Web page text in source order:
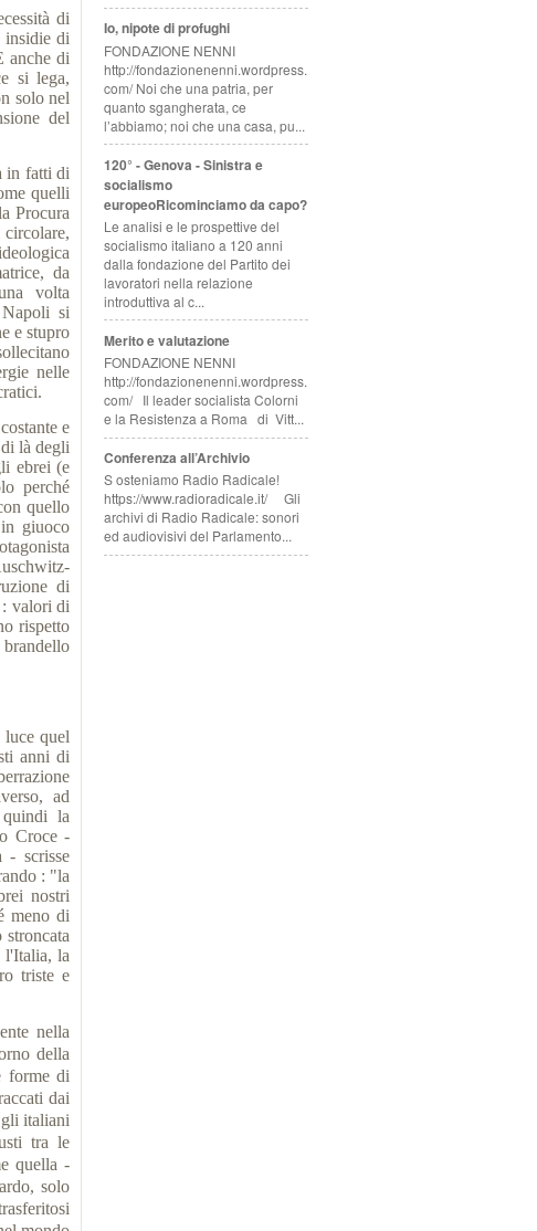
di
insidie di
anche di
si lega,
solo nel
del
in fatti di
quelli
Procura
da
volta
si
e stupro
nelle
e
là degli
ebrei (e
perché
quello
giuoco
di
: valori di
rispetto
quel
anni di
ad
la
Croce -
- scrisse
: "la
nostri
meno di
l'Italia, la
triste e
nella
della
forme di
dai
gli italiani
tra le
quella -
solo
Io, nipote di profughi
FONDAZIONE NENNI
http://fondazionenenni.wordpress.
com/ Noi che una patria, per
quanto sgangherata, ce
l’abbiamo; noi che una casa, pu...
120° - Genova - Sinistra e
socialismo
europeoRicominciamo da capo?
Le analisi e le prospettive del
socialismo italiano a 120 anni
dalla fondazione del Partito dei
lavoratori nella relazione
introduttiva al c...
Merito e valutazione
FONDAZIONE NENNI
http://fondazionenenni.wordpress.
com/ Il leader socialista Colorni
e la Resistenza a Roma di Vitt...
Conferenza all’Archivio
S osteniamo Radio Radicale!
https://www.radioradicale.it/ Gli
archivi di Radio Radicale: sonori
ed audiovisivi del Parlamento...